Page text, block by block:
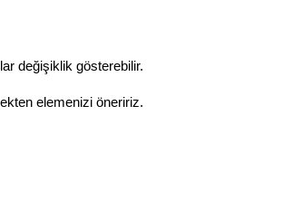
değişiklik gösterebilir.
elemenizi öneririz.